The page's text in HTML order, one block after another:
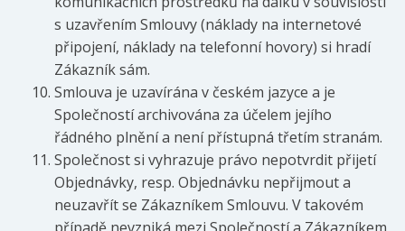
s uzavřením Smlouvy (náklady na internetové
připojení, náklady na telefonní hovory) si hradí
Zákazník sám.
Smlouva je uzavírána v českém jazyce a je
Společností archivována za účelem jejího
řádného plnění a není přístupná třetím stranám.
Společnost si vyhrazuje právo nepotvrdit přijetí
Objednávky, resp. Objednávku nepřijmout a
neuzavřít se Zákazníkem Smlouvu. V takovém